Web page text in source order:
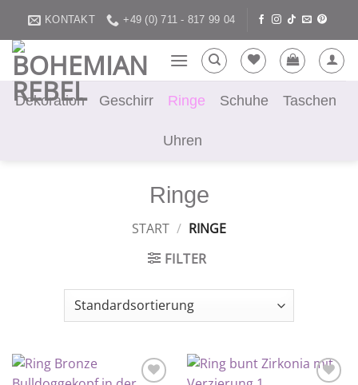
Inhalt
springen
KONTAKT +49 (0) 711 - 817 99 04
Dekoration Geschirr Ringe Schuhe Taschen
Uhren
Ringe
START / RINGE
FILTER